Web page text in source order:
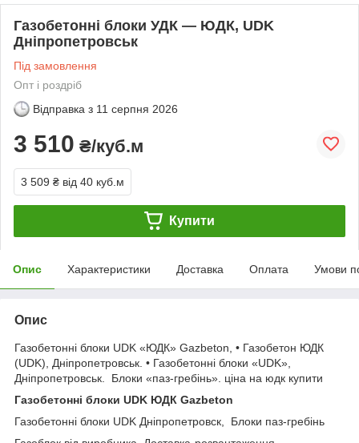
Газобетонні блоки УДК — ЮДК, UDK
Дніпропетровськ
Під замовлення
Опт і роздріб
Відправка з 11 серпня 2026
3 510 ₴/куб.м
3 509 ₴ від 40 куб.м
Купити
Опис Характеристики Доставка Оплата Умови
Опис
Газобетонні блоки UDK «ЮДК» Gazbeton, • Газобетон ЮДК
(UDK), Дніпропетровськ. • Газобетонні блоки «UDK»,
Дніпропетровськ. Блоки «паз-гребінь». ціна на юдк купити
Газобетонні блоки UDK ЮДК Gazbeton
Газобетонні блоки UDK Дніпропетровск, Блоки паз-гребінь